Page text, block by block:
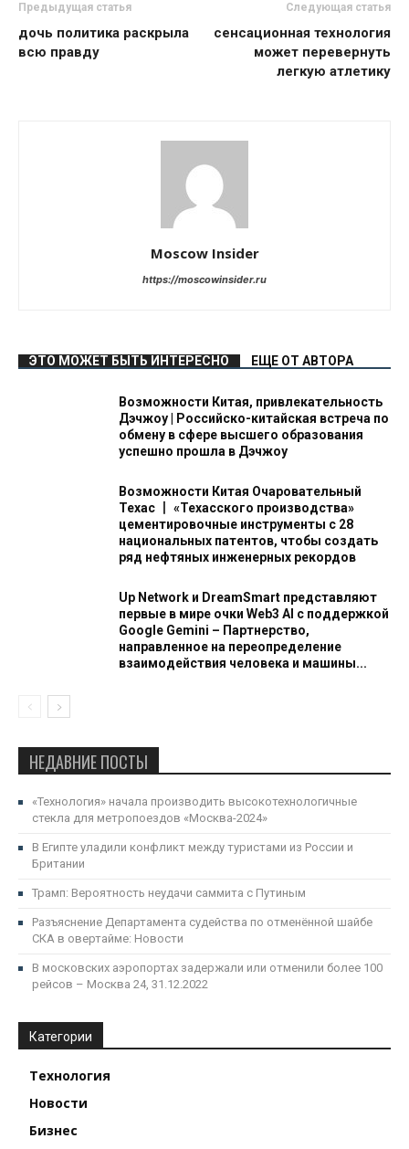
Предыдущая статья
дочь политика раскрыла
всю правду
Следующая статья
сенсационная технология
может перевернуть
легкую атлетику
Moscow Insider
https://moscowinsider.ru
ЭТО МОЖЕТ БЫТЬ ИНТЕРЕСНО ЕЩЕ ОТ АВТОРА
Возможности Китая, привлекательность
Дэчжоу | Российско-китайская встреча по
обмену в сфере высшего образования
успешно прошла в Дэчжоу
Возможности Китая Очаровательный
Техас 丨 «Техасского производства»
цементировочные инструменты с 28
национальных патентов, чтобы создать
ряд нефтяных инженерных рекордов
Up Network и DreamSmart представляют
первые в мире очки Web3 AI с поддержкой
Google Gemini – Партнерство,
направленное на переопределение
взаимодействия человека и машины...
НЕДАВНИЕ ПОСТЫ
«Технология» начала производить высокотехнологичные
стекла для метропоездов «Москва-2024»
В Египте уладили конфликт между туристами из России и
Британии
Трамп: Вероятность неудачи саммита с Путиным
Разъяснение Департамента судейства по отменённой шайбе
СКА в овертайме: Новости
В московских аэропортах задержали или отменили более 100
рейсов – Москва 24, 31.12.2022
Категории
Технология
Новости
Бизнес